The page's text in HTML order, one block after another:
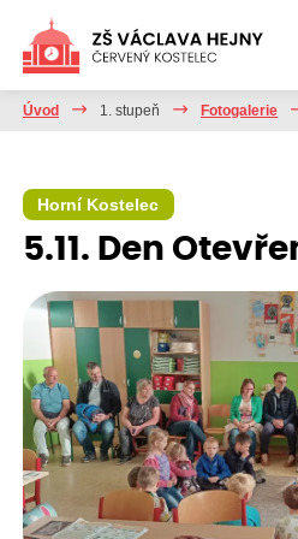
Úvod 1. stupeň Fotogalerie
Horní Kostelec
5.11. Den